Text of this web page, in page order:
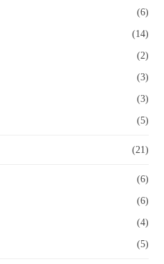
(6)
(14)
(2)
(3)
(3)
(5)
(21)
(6)
(6)
(4)
(5)